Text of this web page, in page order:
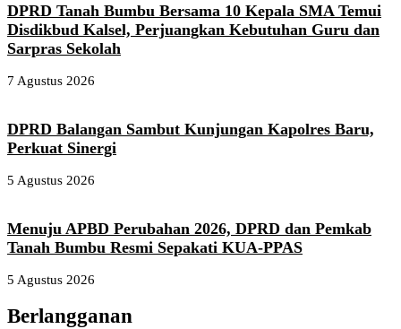
DPRD Tanah Bumbu Bersama 10 Kepala SMA Temui
Disdikbud Kalsel, Perjuangkan Kebutuhan Guru dan
Sarpras Sekolah
7 Agustus 2026
DPRD Balangan Sambut Kunjungan Kapolres Baru,
Perkuat Sinergi
5 Agustus 2026
Menuju APBD Perubahan 2026, DPRD dan Pemkab
Tanah Bumbu Resmi Sepakati KUA-PPAS
5 Agustus 2026
Berlangganan